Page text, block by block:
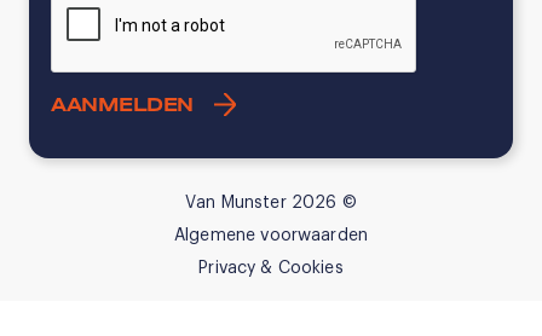
Van Munster 2026 ©
Algemene voorwaarden
Privacy & Cookies